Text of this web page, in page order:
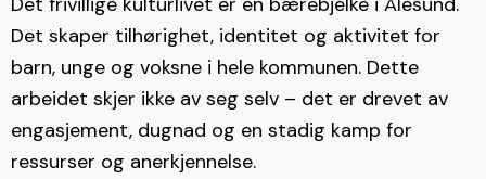
Det skaper tilhørighet, identitet og aktivitet for
barn, unge og voksne i hele kommunen. Dette
arbeidet skjer ikke av seg selv – det er drevet av
engasjement, dugnad og en stadig kamp for
ressurser og anerkjennelse.